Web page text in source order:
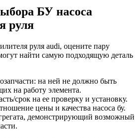
БУ насоса
руля
руля audi, оцените пару
найти самую подходящую деталь
на ней не должно быть
на работу элемента.
срок на ее проверку и установку.
цены и качества насоса бу.
демонстрирующий возможный